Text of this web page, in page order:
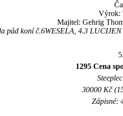
Výrok:
Majitel: Gehrig
pád koní č.6WESELA, 4.3
1295 Cena
30000 Kč
Zápisné: